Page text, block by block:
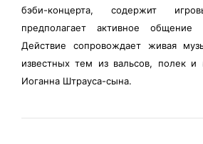
бэби-концерта, содержит
предполагает активное
Действие сопровождает живая
известных тем из вальсов, полек и
Иоганна Штрауса-сына.